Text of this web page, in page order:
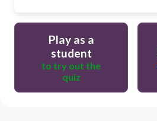
Play as a
student
to try out the
quiz